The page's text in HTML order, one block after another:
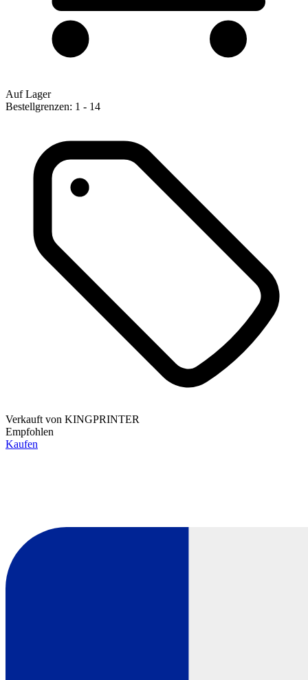
Auf Lager
Bestellgrenzen: 1 - 14
Verkauft von KINGPRINTER
Empfohlen
Kaufen